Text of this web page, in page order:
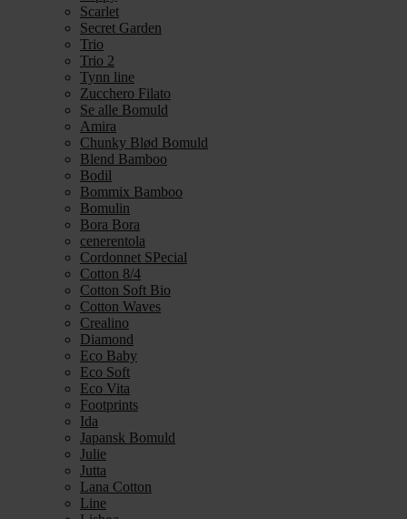
Scarlet
Secret Garden
Trio
Trio 2
Tynn line
Zucchero Filato
Se alle Bomuld
Amira
Chunky Blød Bomuld
Blend Bamboo
Bodil
Bommix Bamboo
Bomulin
Bora Bora
cenerentola
Cordonnet SPecial
Cotton 8/4
Cotton Soft Bio
Cotton Waves
Crealino
Diamond
Eco Baby
Eco Soft
Eco Vita
Footprints
Ida
Japansk Bomuld
Julie
Jutta
Lana Cotton
Line